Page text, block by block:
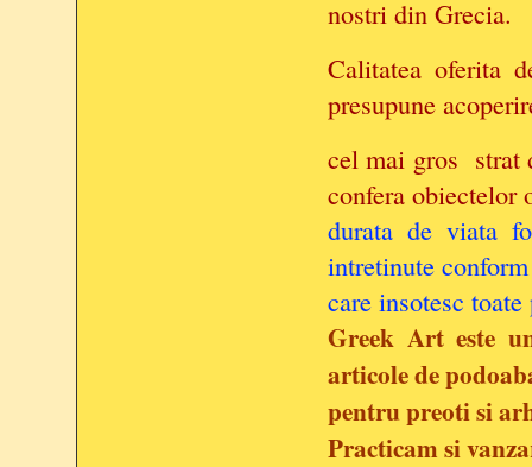
nostri din Grecia.
Calitatea oferita
presupune
cel mai gros strat
confera obiectelor
durata de viata
intretinute
care insotesc
Greek Art este
articole de
pentru preoti si
Practicam si